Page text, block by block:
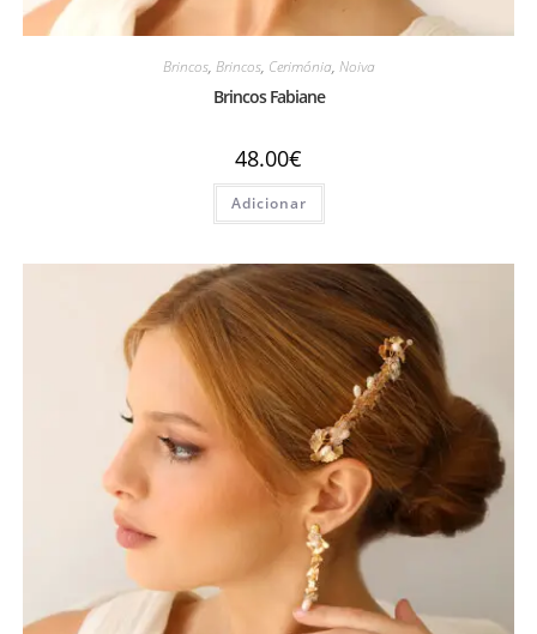
Brincos, Brincos, Cerimónia, Noiva
Brincos Fabiane
48.00€
Adicionar